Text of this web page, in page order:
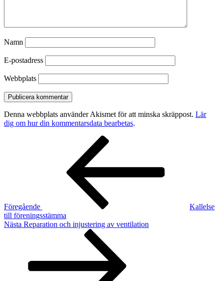
Namn
E-postadress
Webbplats
Denna webbplats använder Akismet för att minska skräppost. Lär
dig om hur din kommentarsdata bearbetas.
Inläggsnavigering
Föregående
Kallelse
till föreningsstämma
Nästa
Nästa Reparation och injustering av ventilation